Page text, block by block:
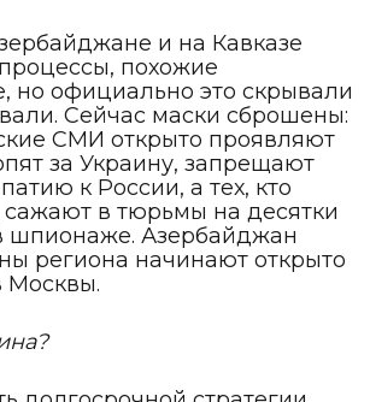
и на Кавказе
похожие
но официально это скрывали
Сейчас маски сброшены:
СМИ открыто проявляют
за Украину, запрещают
к России, а тех, кто
в тюрьмы на десятки
шпионаже. Азербайджан
региона начинают открыто
Москвы.